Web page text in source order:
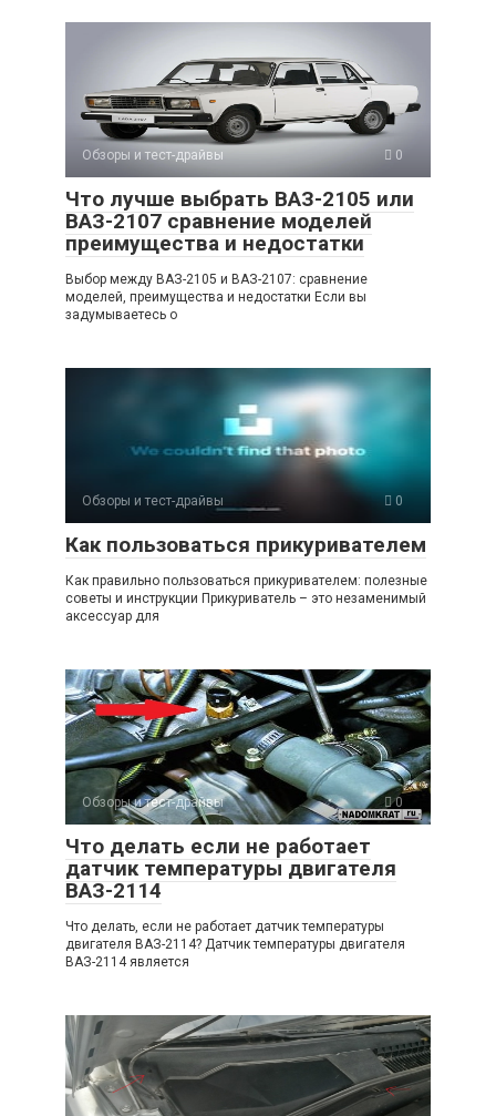
Обзоры и тест-драйвы 0
Что лучше выбрать ВАЗ-2105 или
ВАЗ-2107 сравнение моделей
преимущества и недостатки
Выбор между ВАЗ-2105 и ВАЗ-2107: сравнение
моделей, преимущества и недостатки Если вы
задумываетесь о
Обзоры и тест-драйвы 0
Как пользоваться прикуривателем
Как правильно пользоваться прикуривателем: полезные
советы и инструкции Прикуриватель – это незаменимый
аксессуар для
Обзоры и тест-драйвы 0
Что делать если не работает
датчик температуры двигателя
ВАЗ-2114
Что делать, если не работает датчик температуры
двигателя ВАЗ-2114? Датчик температуры двигателя
ВАЗ-2114 является